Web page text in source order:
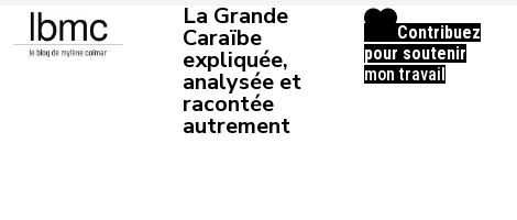
La Grande
Caraïbe
expliquée,
analysée et
racontée
autrement
Contribuez
pour soutenir
mon travail